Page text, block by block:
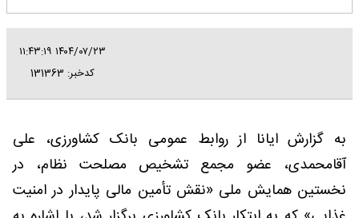
۱۴۰۴/۰۷/۲۳ ۱۱:۴۳:۱۹
کدخبر: 131363
به گزارش ایانا از روابط عمومی بانک کشاورزی، علی
آقامحمدی، عضو مجمع تشخیص مصلحت نظام، در
نخستین همایش ملی «نقش تأمین مالی پایدار در امنیت